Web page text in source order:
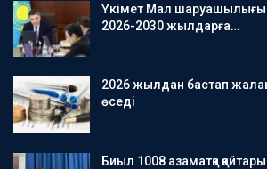
Үкімет Мал
2026-2030 жылдарға…
2026 жылдан бастап
өседі
Биыл 1008 азаматқа